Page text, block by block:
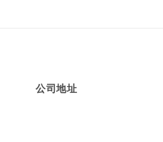
公司地址